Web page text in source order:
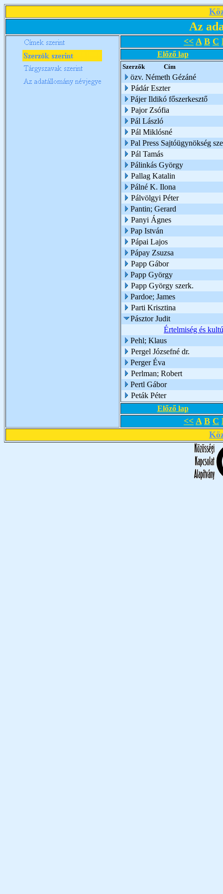
Az
<< A B C
Előző lap
Szerzők Cím
özv. Németh Gézáné
Pádár Eszter
Pájer Ildikó főszerkesztő
Pajor Zsófia
Pál László
Pál Miklósné
Pal Press Sajtóügynökség
Pál Tamás
Pálinkás György
Pallag Katalin
Pálné K. Ilona
Pálvölgyi Péter
Pantin; Gerard
Panyi Ágnes
Pap István
Pápai Lajos
Pápay Zsuzsa
Papp Gábor
Papp György
Papp György szerk.
Pardoe; James
Parti Krisztina
Pásztor Judit
Értelmiség és
Pehl; Klaus
Pergel Józsefné dr.
Perger Éva
Perlman; Robert
Pertl Gábor
Peták Péter
Előző lap
<< A B C